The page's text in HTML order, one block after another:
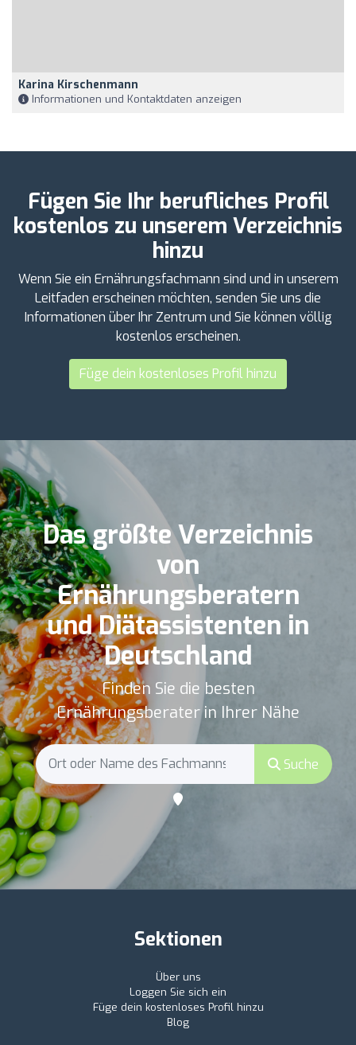
Karina Kirschenmann
Informationen und Kontaktdaten anzeigen
Fügen Sie Ihr berufliches Profil
kostenlos zu unserem Verzeichnis
hinzu
Wenn Sie ein Ernährungsfachmann sind und in unserem
Leitfaden erscheinen möchten, senden Sie uns die
Informationen über Ihr Zentrum und Sie können völlig
kostenlos erscheinen.
Füge dein kostenloses Profil hinzu
Das größte Verzeichnis
von
Ernährungsberatern
und Diätassistenten in
Deutschland
Finden Sie die besten
Ernährungsberater in Ihrer Nähe
Suche
Sektionen
Über uns
Loggen Sie sich ein
Füge dein kostenloses Profil hinzu
Blog